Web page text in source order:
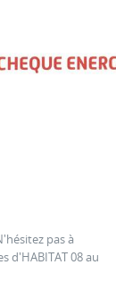
pas à
d'HABITAT 08 au